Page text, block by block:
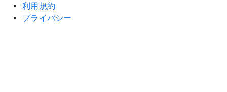
利用規約
プライバシー